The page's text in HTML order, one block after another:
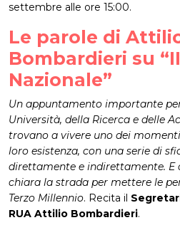
settembre alle ore 15:00.
Le parole di
Bombardieri su
Nazionale”
Un appuntamento importante
Università, della Ricerca e delle
trovano a vivere uno dei
loro esistenza, con una serie di
direttamente e indirettamente. E
chiara la strada per mettere le
Terzo Millennio. Recita il
RUA Attilio Bombardieri.